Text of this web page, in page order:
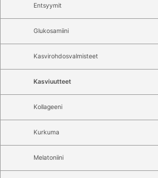
Entsyymit
Glukosamiini
Kasvirohdosvalmisteet
Kasviuutteet
Kollageeni
Kurkuma
Melatoniini